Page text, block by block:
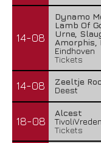
14-08
Dynamo
Lamb Of
Urne,
Eindhoven
Tickets
14-08
Zeeltje
Deest
18-08
Alcest
Tickets